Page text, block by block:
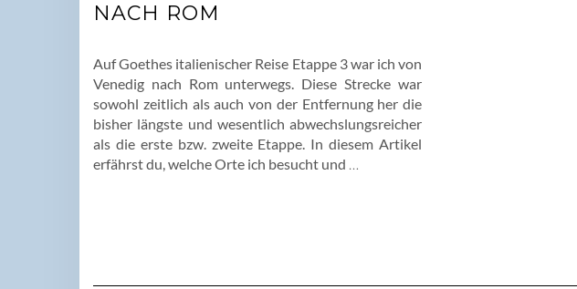
NACH ROM
Auf Goethes italienischer Reise Etappe 3 war ich von
Venedig nach Rom unterwegs. Diese Strecke war
sowohl zeitlich als auch von der Entfernung her die
bisher längste und wesentlich abwechslungsreicher
als die erste bzw. zweite Etappe. In diesem Artikel
erfährst du, welche Orte ich besucht und